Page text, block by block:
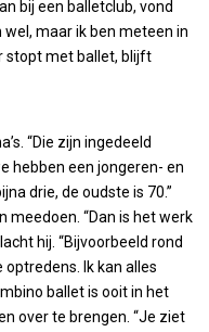
bij een balletclub, vond
maar ik ben meteen in
stopt met ballet, blijft
“Die zijn ingedeeld
hebben een jongeren- en
drie, de oudste is 70.”
meedoen. “Dan is het werk
hij. “Bijvoorbeeld rond
optredens. Ik kan alles
ballet is ooit in het
over te brengen. “Je ziet